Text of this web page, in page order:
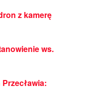
z kamerę
ws.